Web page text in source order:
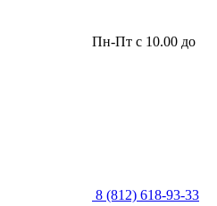
Пн-Пт с 10.00 до
8 (812) 618-93-33